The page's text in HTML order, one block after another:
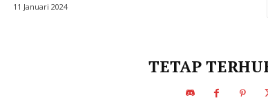
11 Januari 2024
TETAP